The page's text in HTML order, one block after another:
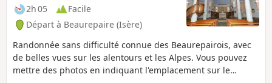
2h 05
Facile
Départ à Beaurepaire (Isère)
Randonnée sans difficulté connue des Beaurepairois, avec
de belles vues sur les alentours et les Alpes. Vous pouvez
mettre des photos en indiquant l'emplacement sur le